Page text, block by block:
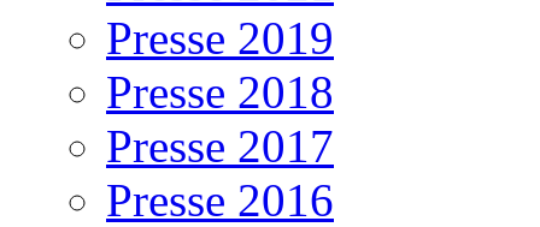
Presse 2019
Presse 2018
Presse 2017
Presse 2016